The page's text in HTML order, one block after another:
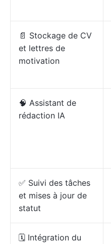
📄 Stockage de CV
et lettres de
motivation
🧠 Assistant de
rédaction IA
✅ Suivi des tâches
et mises à jour de
statut
🗓️ Intégration du